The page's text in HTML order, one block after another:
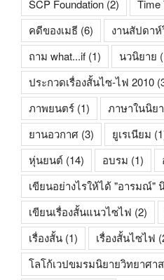
SCP Foundation (2) Time
คดีของเมธี (6) งานสัปดา
ถาม what...if (1) นวนิยาย
ประกวดเรื่องสั้นไซ-ไฟ 2010
ภาพยนตร์ (1) ภาษาในนิย
ยานอวกาศ (3) ยูเรเนียม
หุ่นยนต์ (14) อบรม (1)
เขียนอย่างไรให้ได้ "อารมณ์"
เขียนเรื่องสั้นแนวไซไฟ (2)
เรื่องสั้น (1) เรื่องสั้นไซไฟ
โลโก้เวปขมรมนิยายวิทยาศา